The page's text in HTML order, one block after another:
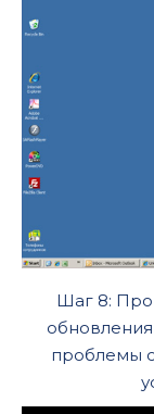
Шаг 8:
проблемы